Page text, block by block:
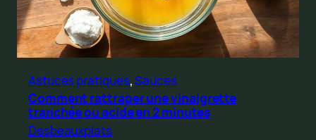
Astuces pratiques, Sauces
Comment rattraper une vinaigrette
tranchée ou acide en 2 minutes
Desbeauxplats